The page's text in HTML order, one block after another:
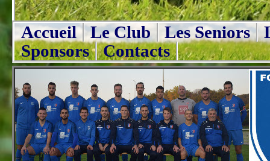
Accueil Le Club Les Seniors
Sponsors
Contacts